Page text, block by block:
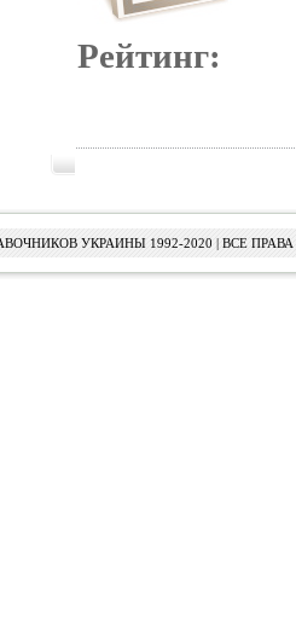
Рейтинг:
УКРАИНЫ 1992-2020 | ВСЕ